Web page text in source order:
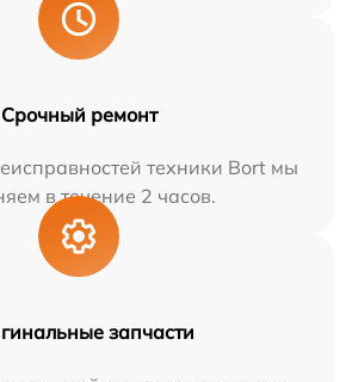
Срочный ремонт
техники Bort мы
в течение 2 часов.
запчасти